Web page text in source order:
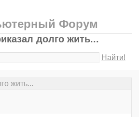
Форум
долго жить...
Найти!
жить...